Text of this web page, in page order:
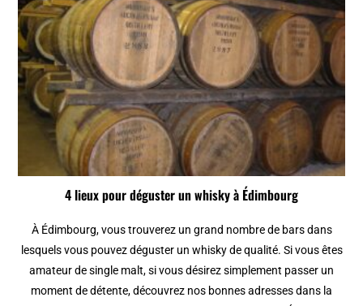
4 lieux pour déguster un whisky à Édimbourg
À Édimbourg, vous trouverez un grand nombre de bars dans
lesquels vous pouvez déguster un whisky de qualité. Si vous êtes
amateur de single malt, si vous désirez simplement passer un
moment de détente, découvrez nos bonnes adresses dans la